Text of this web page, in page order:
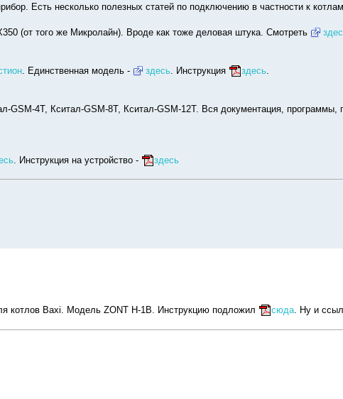
Есть несколько полезных статей по подключению в частности к
(от того же Микролайн). Вроде как тоже деловая штука. Смотреть
. Единственная модель - здесь. Инструкция здесь.
GSM-4Т, Кситал-GSM-8Т, Кситал-GSM-12Т. Вся документация, программы,
. Инструкция на устройство - здесь
котлов Baxi. Модель ZONT H-1B. Инструкцию подложил сюда. Ну и